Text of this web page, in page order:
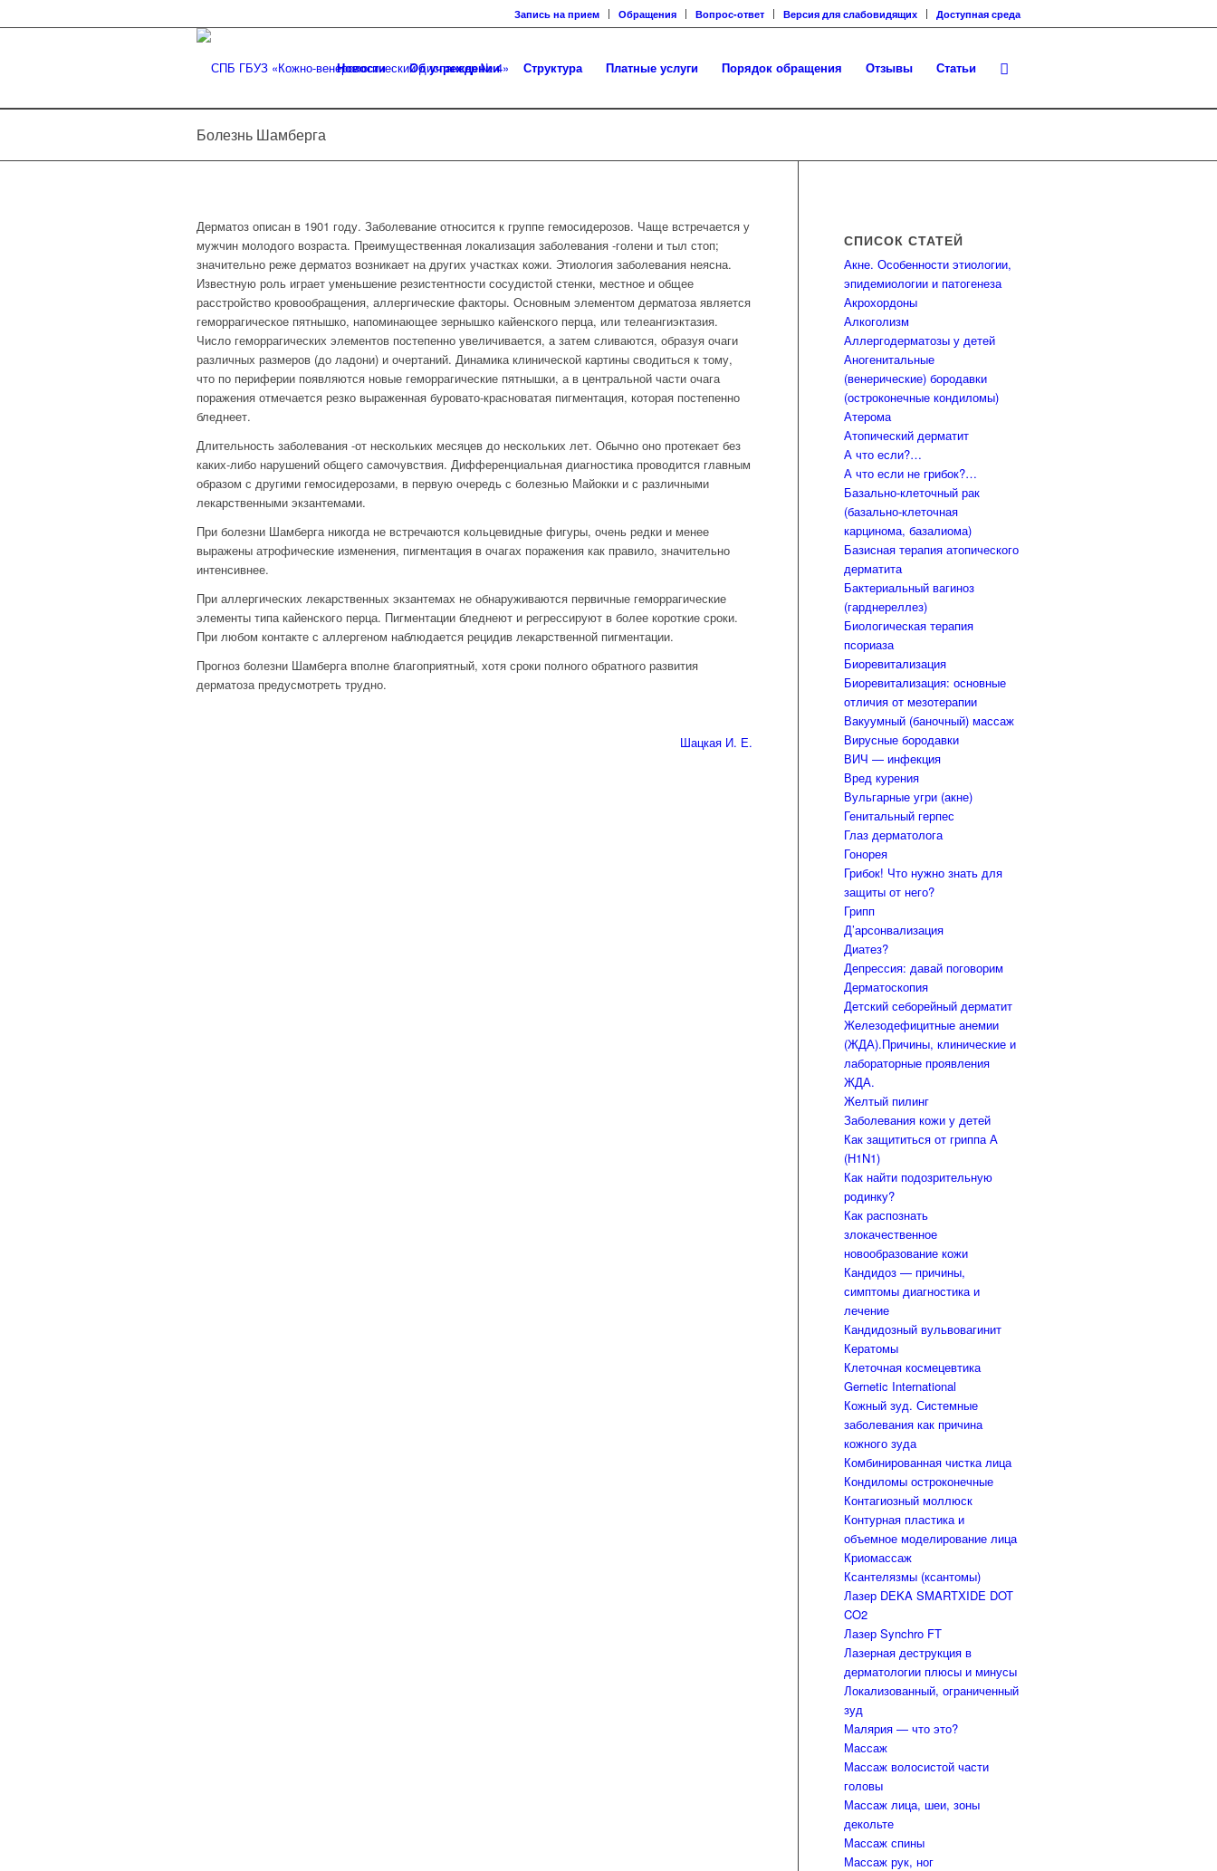
Запись на прием Обращения Вопрос-ответ Версия для слабовидящих Доступная среда
Новости Об учреждении Структура Платные услуги Порядок обращения Отзывы Статьи
Болезнь Шамберга
Дерматоз описан в 1901 году. Заболевание относится к группе гемосидерозов. Чаще встречается у
мужчин молодого возраста. Преимущественная локализация заболевания -голени и тыл стоп;
значительно реже дерматоз возникает на других участках кожи. Этиология заболевания неясна.
Известную роль играет уменьшение резистентности сосудистой стенки, местное и общее
расстройство кровообращения, аллергические факторы. Основным элементом дерматоза является
геморрагическое пятнышко, напоминающее зернышко кайенского перца, или телеангиэктазия.
Число геморрагических элементов постепенно увеличивается, а затем сливаются, образуя очаги
различных размеров (до ладони) и очертаний. Динамика клинической картины сводиться к тому,
что по периферии появляются новые геморрагические пятнышки, а в центральной части очага
поражения отмечается резко выраженная буровато-красноватая пигментация, которая постепенно
бледнеет.
Длительность заболевания -от нескольких месяцев до нескольких лет. Обычно оно протекает без
каких-либо нарушений общего самочувствия. Дифференциальная диагностика проводится главным
образом с другими гемосидерозами, в первую очередь с болезнью Майокки и с различными
лекарственными экзантемами.
При болезни Шамберга никогда не встречаются кольцевидные фигуры, очень редки и менее
выражены атрофические изменения, пигментация в очагах поражения как правило, значительно
интенсивнее.
При аллергических лекарственных экзантемах не обнаруживаются первичные геморрагические
элементы типа кайенского перца. Пигментации бледнеют и регрессируют в более короткие сроки.
При любом контакте с аллергеном наблюдается рецидив лекарственной пигментации.
Прогноз болезни Шамберга вполне благоприятный, хотя сроки полного обратного развития
дерматоза предусмотреть трудно.
Шацкая И. Е.
СПИСОК СТАТЕЙ
Акне. Особенности этиологии,
эпидемиологии и патогенеза
Акрохордоны
Алкоголизм
Аллергодерматозы у детей
Аногенитальные
(венерические) бородавки
(остроконечные кондиломы)
Атерома
Атопический дерматит
А что если?…
А что если не грибок?…
Базально-клеточный рак
(базально-клеточная
карцинома, базалиома)
Базисная терапия атопического
дерматита
Бактериальный вагиноз
(гарднереллез)
Биологическая терапия
псориаза
Биоревитализация
Биоревитализация: основные
отличия от мезотерапии
Вакуумный (баночный) массаж
Вирусные бородавки
ВИЧ — инфекция
Вред курения
Вульгарные угри (акне)
Генитальный герпес
Глаз дерматолога
Гонорея
Грибок! Что нужно знать для
защиты от него?
Грипп
Д’арсонвализация
Диатез?
Депрессия: давай поговорим
Дерматоскопия
Детский себорейный дерматит
Железодефицитные анемии
(ЖДА).Причины, клинические и
лабораторные проявления
ЖДА.
Желтый пилинг
Заболевания кожи у детей
Как защититься от гриппа А
(H1N1)
Как найти подозрительную
родинку?
Как распознать
злокачественное
новообразование кожи
Кандидоз — причины,
симптомы диагностика и
лечение
Кандидозный вульвовагинит
Кератомы
Клеточная космецевтика
Gernetic International
Кожный зуд. Системные
заболевания как причина
кожного зуда
Комбинированная чистка лица
Кондиломы остроконечные
Контагиозный моллюск
Контурная пластика и
объемное моделирование лица
Криомассаж
Ксантелязмы (ксантомы)
Лазер DEKA SMARTXIDE DOT
CO2
Лазер Synchro FT
Лазерная деструкция в
дерматологии плюсы и минусы
Локализованный, ограниченный
зуд
Малярия — что это?
Массаж
Массаж волосистой части
головы
Массаж лица, шеи, зоны
декольте
Массаж спины
Массаж рук, ног